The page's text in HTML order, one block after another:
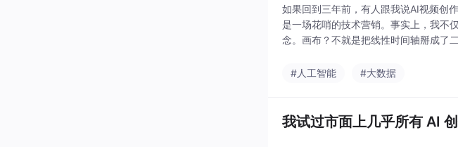
如果回到三年前，有人跟我说AI视频创
是一场花哨的技术营销。事实上，我不
念。画布？不就是把线性时间轴掰成了
#人工智能
#大数据
我试过市面上几乎所有 AI